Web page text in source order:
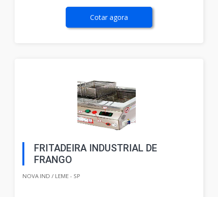
Cotar agora
FRITADEIRA INDUSTRIAL DE
FRANGO
NOVA IND / LEME - SP